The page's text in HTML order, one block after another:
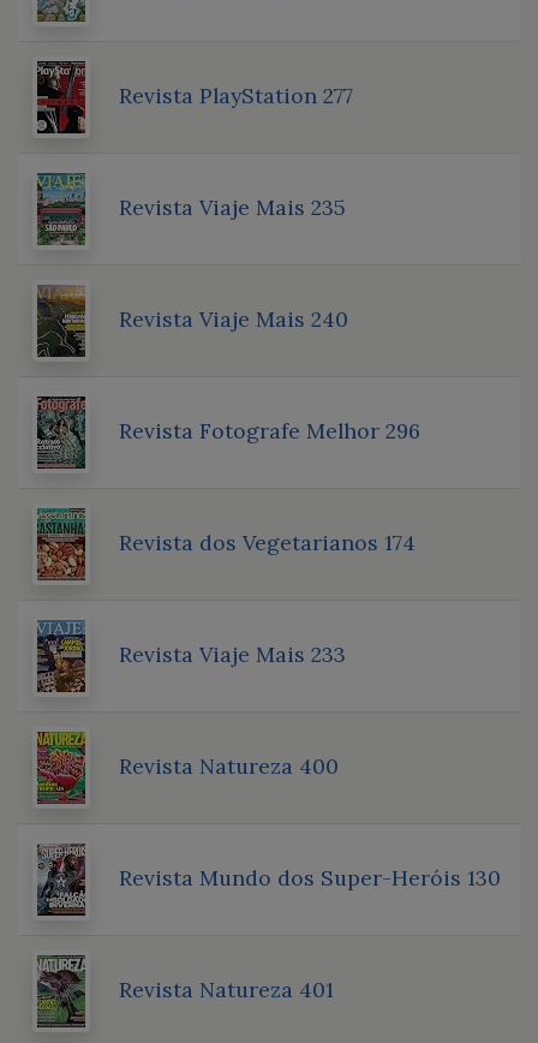
Revista PlayStation 277
Revista Viaje Mais 235
Revista Viaje Mais 240
Revista Fotografe Melhor 296
Revista dos Vegetarianos 174
Revista Viaje Mais 233
Revista Natureza 400
Revista Mundo dos Super-Heróis 130
Revista Natureza 401